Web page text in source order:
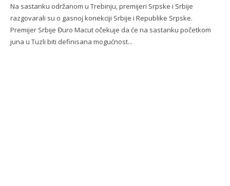
Na sastanku održanom u Trebinju, premijeri Srpske i Srbije
razgovarali su o gasnoj konekciji Srbije i Republike Srpske.
Premijer Srbije Đuro Macut očekuje da će na sastanku početkom
juna u Tuzli biti definisana mogućnost...